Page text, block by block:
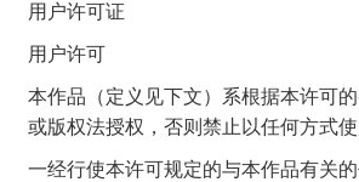
用户许可证
用户许可
本作品（定义见下文）系根据本许可
或版权法授权，否则禁止以任何方式使
一经行使本许可规定的与本作品有关